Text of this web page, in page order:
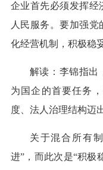
企业首先必须发挥经
人民服务。要加强
化经营机制，积极稳
解读：李锦指出
为国企的首要任务
度、法人治理结构迈
关于混合所有
进”，而此次是“积极